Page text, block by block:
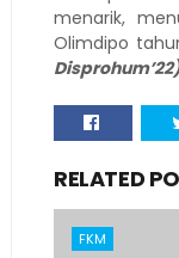
menarik,
Olimdipo
RELATED
FKM